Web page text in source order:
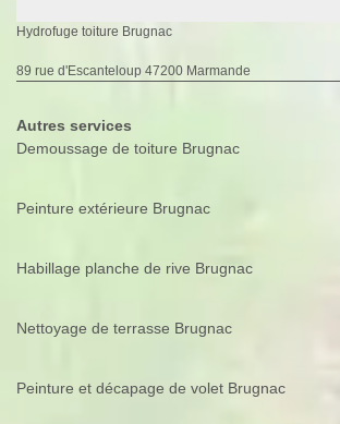
Hydrofuge toiture Brugnac
89 rue d'Escanteloup 47200 Marmande
Autres services
Demoussage de toiture Brugnac
Peinture extérieure Brugnac
Habillage planche de rive Brugnac
Nettoyage de terrasse Brugnac
Peinture et décapage de volet Brugnac